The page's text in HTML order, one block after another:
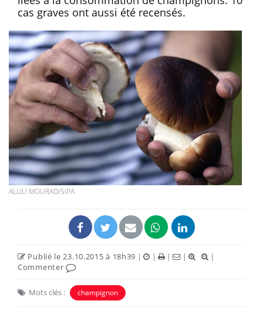
cas graves ont aussi été recensés.
ALLILI MOURAD/SIPA
Publié le 23.10.2015 à 18h39 | | | |
|
Commenter
Mots clés : champignon